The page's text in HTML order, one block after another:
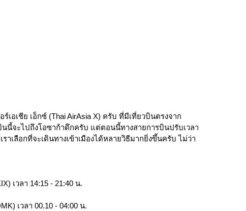
เอเชีย เอ็กซ์ (Thai AirAsia X) ครับ ที่มีเที่ยวบินตรงจาก
นี้จะไปถึงโอซาก้าดึกครับ แต่ตอนนี้ทางสายการบินปรับเวลา
าเลือกที่จะเดินทางเข้าเมืองได้หลายวิธีมากยิ่งขึ้นครับ ไม่ว่า
เวลา 14:15 - 21:40 น.
เวลา 00.10 - 04:00 น.